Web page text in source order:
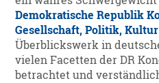
Demokratische Republik
Gesellschaft, Politik, Kultur
Überblickswerk in
vielen Facetten der DR
betrachtet und